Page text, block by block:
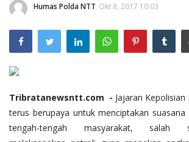
Reskrim
Lantas
Polisi Kita
Mitra Polisi
Giat Ops
Link Polda NTT
Humas Polda NTT Okt 8, 2017 10:03
Tribratanewsntt.com - Jajaran
terus berupaya untuk menciptakan
tengah-tengah masyarakat, salah